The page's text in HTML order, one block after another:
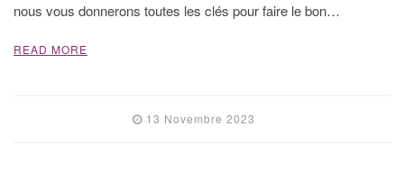
nous vous donnerons toutes les clés pour faire le bon…
READ MORE
13 Novembre 2023